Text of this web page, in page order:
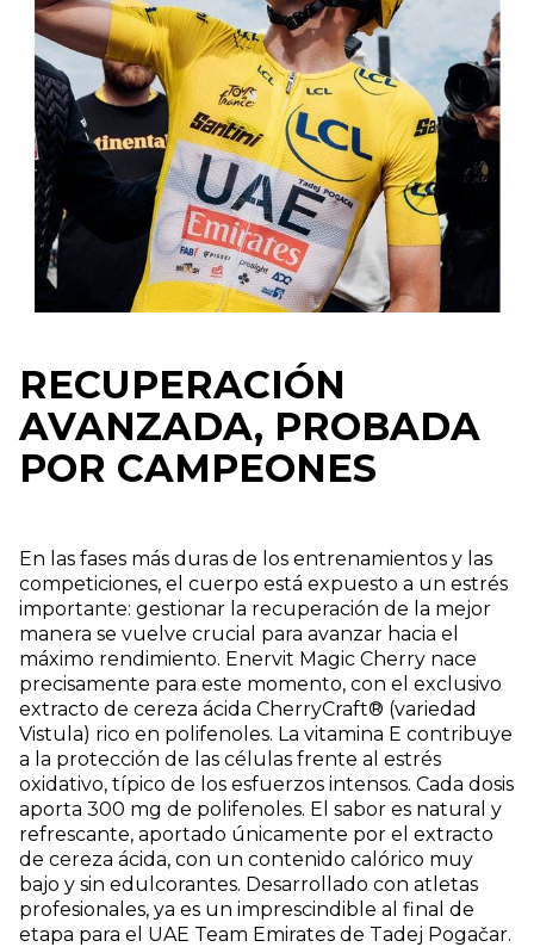
RECUPERACIÓN
AVANZADA, PROBADA
POR CAMPEONES
En las fases más duras de los entrenamientos y las
competiciones, el cuerpo está expuesto a un estrés
importante: gestionar la recuperación de la mejor
manera se vuelve crucial para avanzar hacia el
máximo rendimiento. Enervit Magic Cherry nace
precisamente para este momento, con el exclusivo
extracto de cereza ácida CherryCraft® (variedad
Vistula) rico en polifenoles. La vitamina E contribuye
a la protección de las células frente al estrés
oxidativo, típico de los esfuerzos intensos. Cada dosis
aporta 300 mg de polifenoles. El sabor es natural y
refrescante, aportado únicamente por el extracto
de cereza ácida, con un contenido calórico muy
bajo y sin edulcorantes. Desarrollado con atletas
profesionales, ya es un imprescindible al final de
etapa para el UAE Team Emirates de Tadej Pogačar.